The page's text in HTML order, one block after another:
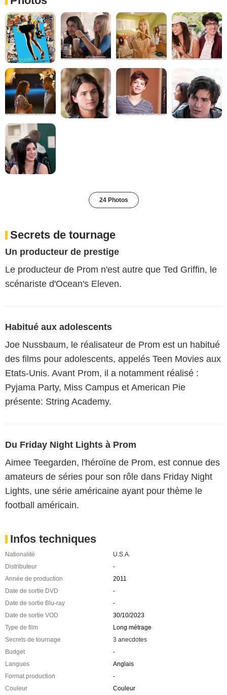
24 Photos
Secrets de tournage
Un producteur de prestige
Le producteur de Prom n'est autre que Ted Griffin, le
scénariste d'Ocean's Eleven.
Habitué aux adolescents
Joe Nussbaum, le réalisateur de Prom est un habitué
des films pour adolescents, appelés Teen Movies aux
Etats-Unis. Avant Prom, il a notamment réalisé :
Pyjama Party, Miss Campus et American Pie
présente: String Academy.
Du Friday Night Lights à Prom
Aimee Teegarden, l'héroïne de Prom, est connue des
amateurs de séries pour son rôle dans Friday Night
Lights, une série américaine ayant pour thème le
football américain.
Infos techniques
Nationalité
U.S.A.
Distributeur
-
Année de production
2011
Date de sortie DVD
-
Date de sortie Blu-ray
-
Date de sortie VOD
30/10/2023
Type de film
Long métrage
Secrets de tournage
3 anecdotes
Budget
-
Langues
Anglais
Format production
-
Couleur
Couleur